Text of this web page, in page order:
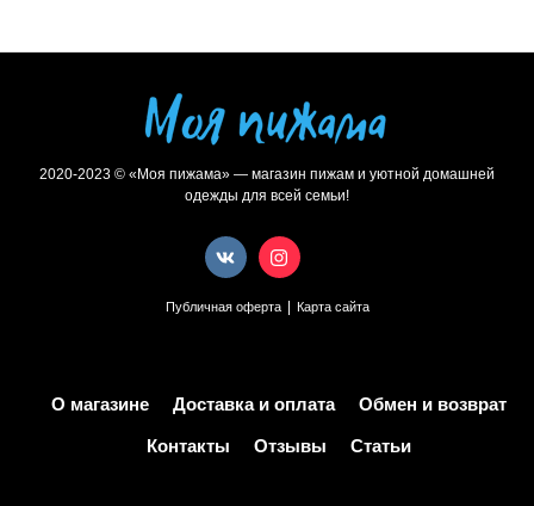
2020-2023 © «Моя пижама» — магазин пижам и уютной домашней
одежды для всей семьи!
Публичная оферта Карта сайта
О магазине Доставка и оплата Обмен и возврат
Контакты Отзывы Статьи